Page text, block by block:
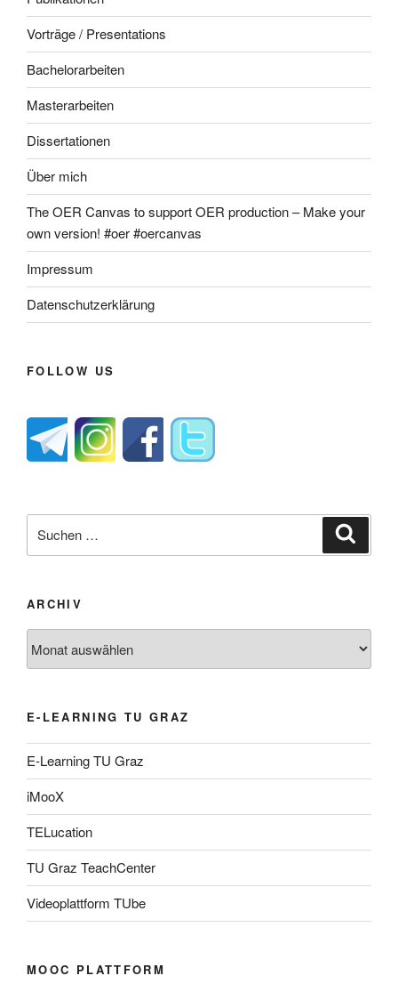
Vorträge / Presentations
Bachelorarbeiten
Masterarbeiten
Dissertationen
Über mich
The OER Canvas to support OER production – Make your
own version! #oer #oercanvas
Impressum
Datenschutzerklärung
FOLLOW US
nach:
ARCHIV
E-LEARNING TU GRAZ
E-Learning TU Graz
iMooX
TELucation
TU Graz TeachCenter
Videoplattform TUbe
MOOC PLATTFORM